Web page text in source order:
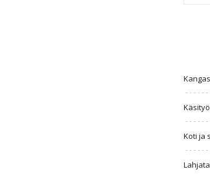
Koti ja